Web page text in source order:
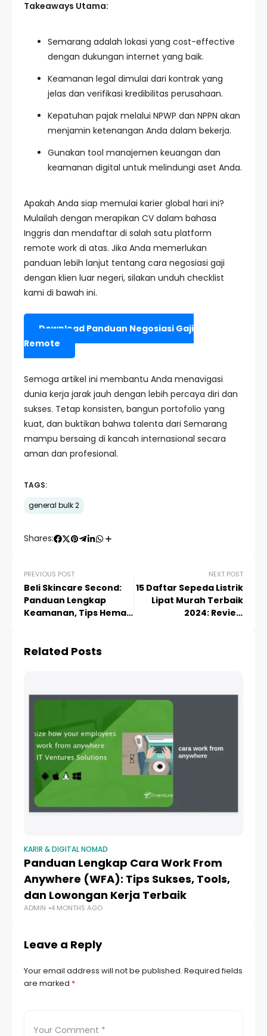
Takeaways Utama:
Semarang adalah lokasi yang cost-effective
dengan dukungan internet yang baik.
Keamanan legal dimulai dari kontrak yang
jelas dan verifikasi kredibilitas perusahaan.
Kepatuhan pajak melalui NPWP dan NPPN akan
menjamin ketenangan Anda dalam bekerja.
Gunakan tool manajemen keuangan dan
keamanan digital untuk melindungi aset Anda.
Apakah Anda siap memulai karier global hari ini?
Mulailah dengan merapikan CV dalam bahasa
Inggris dan mendaftar di salah satu platform
remote work di atas. Jika Anda memerlukan
panduan lebih lanjut tentang cara negosiasi gaji
dengan klien luar negeri, silakan unduh checklist
kami di bawah ini.
Download Panduan Negosiasi Gaji
Remote
Semoga artikel ini membantu Anda menavigasi
dunia kerja jarak jauh dengan lebih percaya diri dan
sukses. Tetap konsisten, bangun portofolio yang
kuat, dan buktikan bahwa talenta dari Semarang
mampu bersaing di kancah internasional secara
aman dan profesional.
TAGS:
general bulk 2
Shares:
PREVIOUS POST
Beli Skincare Second:
Panduan Lengkap
Keamanan, Tips Hemat,
NEXT POST
15 Daftar Sepeda Listrik
Lipat Murah Terbaik
2024: Review
Related Posts
KARIR & DIGITAL NOMAD
Panduan Lengkap Cara Work From
Anywhere (WFA): Tips Sukses, Tools,
dan Lowongan Kerja Terbaik
ADMIN 4 MONTHS AGO
Leave a Reply
Your email address will not be published. Required fields
are marked *